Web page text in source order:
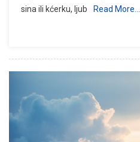
sina ili kćerku, ljub
Read More…